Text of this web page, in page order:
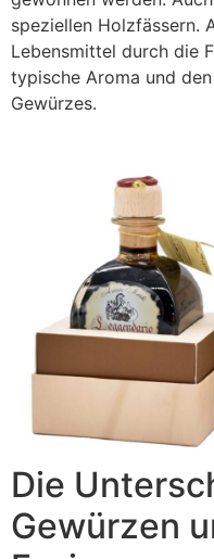
speziellen Holzfässern.
Lebensmittel durch die
typische Aroma und
Gewürzes.
Die
Gewürzen